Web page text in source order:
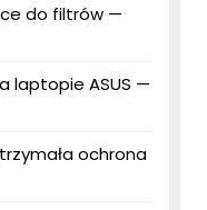
do filtrów —
laptopie ASUS —
ochrona